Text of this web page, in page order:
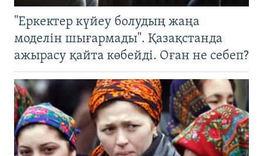
"Еркектер күйеу болудың жаңа
моделін шығармады". Қазақстанда
ажырасу қайта көбейді. Оған не себеп?